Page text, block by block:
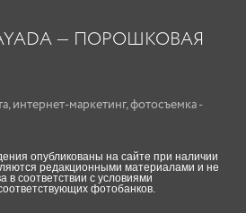
— ПОРОШКОВАЯ
, интернет-маркетинг,фотосъемка -
опубликованы на сайте при наличии
редакционными материалами и не
в соответствии с условиями
фотобанков.